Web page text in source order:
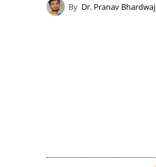
By Dr. Pranav Bhardwaj